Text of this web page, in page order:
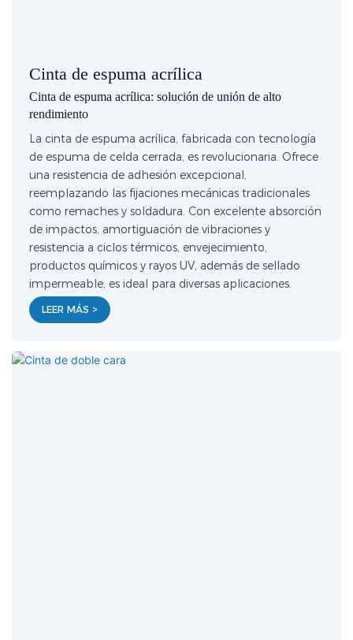
Cinta de espuma acrílica
Cinta de espuma acrílica: solución de unión de alto
rendimiento
La cinta de espuma acrílica, fabricada con tecnología
de espuma de celda cerrada, es revolucionaria. Ofrece
una resistencia de adhesión excepcional,
reemplazando las fijaciones mecánicas tradicionales
como remaches y soldadura. Con excelente absorción
de impactos, amortiguación de vibraciones y
resistencia a ciclos térmicos, envejecimiento,
productos químicos y rayos UV, además de sellado
impermeable, es ideal para diversas aplicaciones.
LEER MÁS >